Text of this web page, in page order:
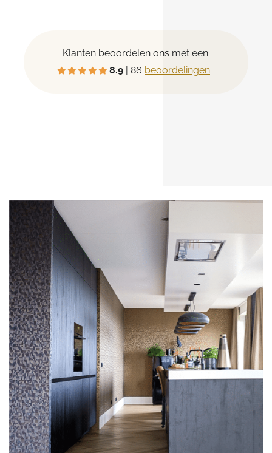
Klanten beoordelen ons met een:
8.9 | 86 beoordelingen